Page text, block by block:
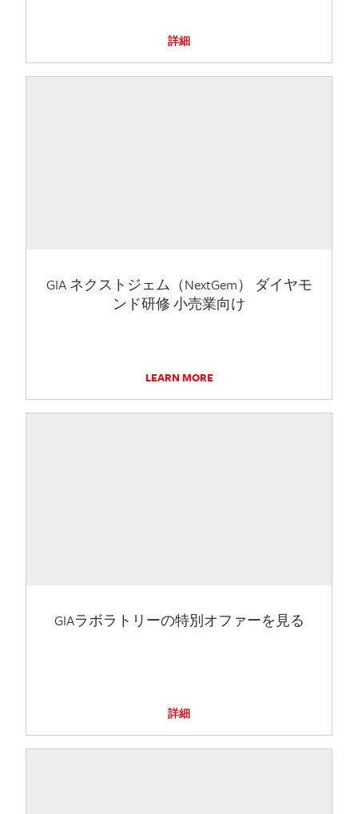
詳細
GIA ネクストジェム（NextGem） ダイヤモ
ンド研修 小売業向け
LEARN MORE
GIAラボラトリーの特別オファーを見る
詳細